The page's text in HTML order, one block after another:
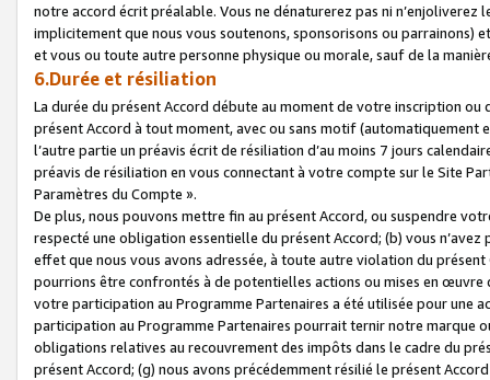
notre accord écrit préalable. Vous ne dénaturerez pas ni
implicitement que nous vous soutenons, sponsorisons ou parrainons)
et vous ou toute autre personne physique ou morale, sauf de la
6.Durée et résiliation
La durée du présent Accord débute au moment de votre inscription
présent Accord à tout moment, avec ou sans motif (automatiquement
l’autre partie un préavis écrit de résiliation d’au moins 7 jours
préavis de résiliation en vous connectant à votre compte sur le Site
Paramètres du Compte ».
De plus, nous pouvons mettre fin au présent Accord, ou suspendre
respecté une obligation essentielle du présent Accord; (b) vous
effet que nous vous avons adressée, à toute autre violation du
pourrions être confrontés à de potentielles actions ou mises en
votre participation au Programme Partenaires a été utilisée pour une
participation au Programme Partenaires pourrait ternir notre marque
obligations relatives au recouvrement des impôts dans le cadre du
présent Accord; (g) nous avons précédemment résilié le présent